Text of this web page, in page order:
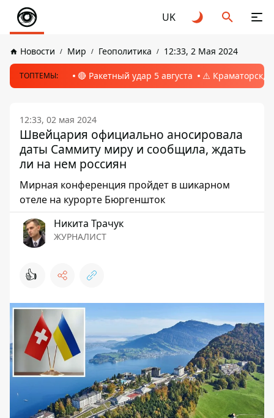
UK
Новости Мир Геополитика 12:33, 2 Мая 2024
ТОПТЕМЫ: 🔴 Ракетный удар 5 августа ⚠️ Краматорск,
12:33, 02 мая 2024
Швейцария официально аносировала
даты Саммиту миру и сообщила, ждать
ли на нем россиян
Мирная конференция пройдет в шикарном
отеле на курорте Бюргеншток
Никита Трачук
ЖУРНАЛИСТ
👍